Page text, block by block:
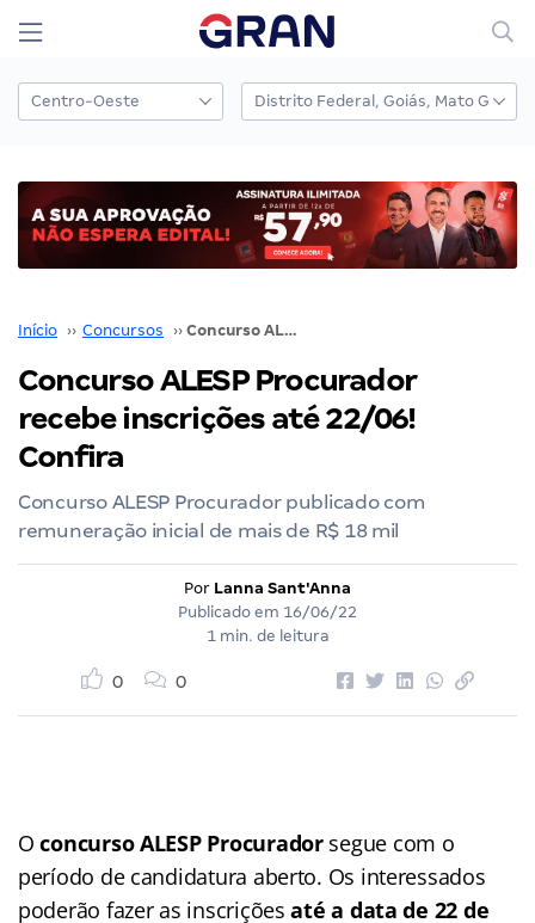
Início ›› Concursos ›› Concurso ALESP Procurador recebe inscrições até 22/06! Confira
Concurso ALESP Procurador
recebe inscrições até 22/06!
Confira
Concurso ALESP Procurador publicado com
remuneração inicial de mais de R$ 18 mil
Por Lanna Sant'Anna
Publicado em 16/06/22
1 min. de leitura
0 0
Oconcurso ALESP Procuradorsegue com o
período de candidatura aberto. Os interessados
poderão fazer as inscriçõesaté a data de 22 de